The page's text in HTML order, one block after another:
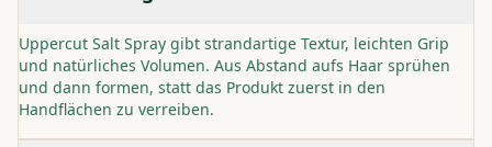
Uppercut Salt Spray gibt strandartige Textur, leichten Grip
und natürliches Volumen. Aus Abstand aufs Haar sprühen
und dann formen, statt das Produkt zuerst in den
Handflächen zu verreiben.